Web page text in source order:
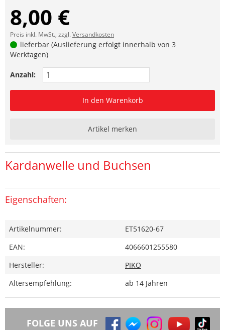
8,00 €
Preis inkl. MwSt., zzgl.Versandkosten
lieferbar (Auslieferung erfolgt innerhalb von 3
Werktagen)
Anzahl:
In den Warenkorb
Artikel merken
Kardanwelle und Buchsen
Eigenschaften:
Artikelnummer:
ET51620-67
EAN:
4066601255580
Hersteller:
PIKO
Altersempfehlung:
ab 14 Jahren
FOLGE UNS AUF